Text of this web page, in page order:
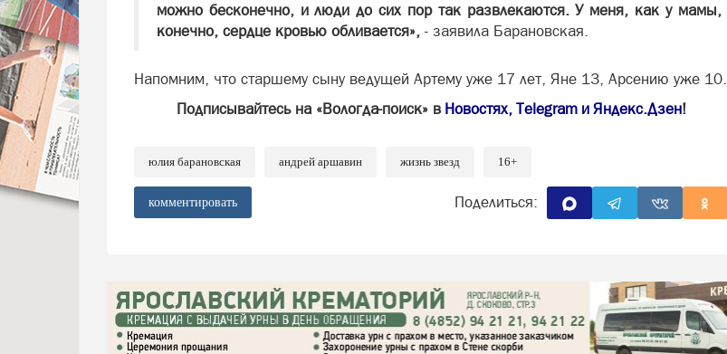
можно бесконечно, и люди до сих пор так развлекаются. У меня, как у мамы,
конечно, сердце кровью обливается», - заявила Барановская.
Напомним, что старшему сыну ведущей Артему уже 17 лет, Яне 13, Арсению уже 10.
Подписывайтесь на «Вологда-поиск» в Новостях, Telegramи Яндекс.Дзен!
юлия барановская андрей аршавин жизнь звезд 16+
комментировать Поделиться: